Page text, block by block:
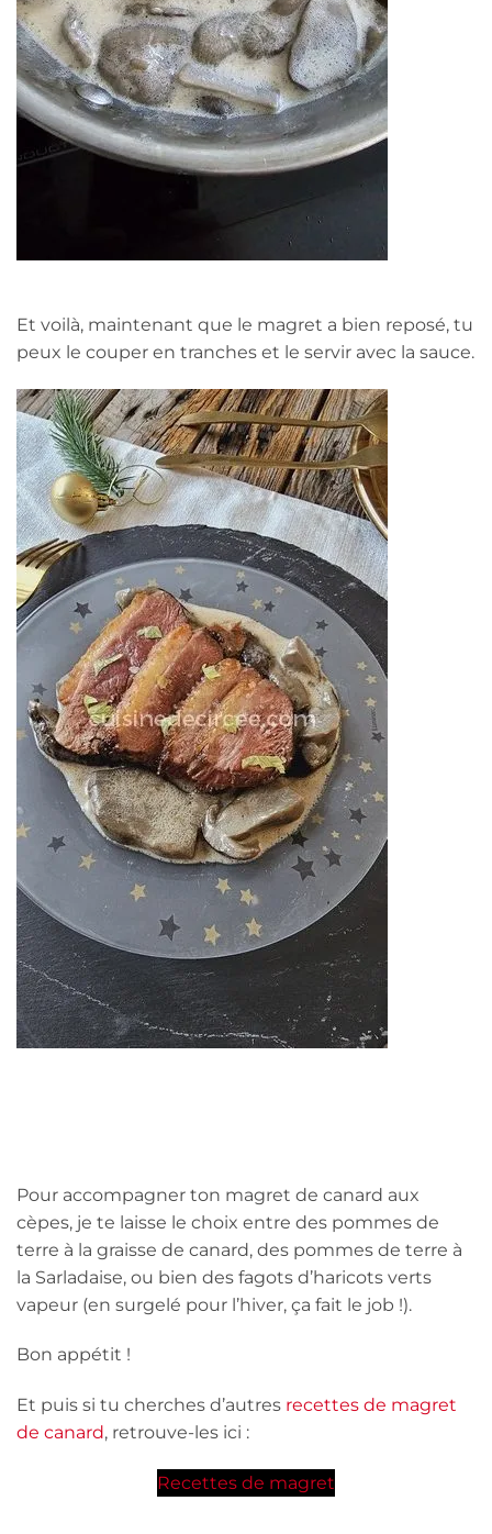
Et voilà, maintenant que le magret a bien reposé, tu
peux le couper en tranches et le servir avec la sauce.
Pour accompagner ton magret de canard aux
cèpes, je te laisse le choix entre des pommes de
terre à la graisse de canard, des pommes de terre à
la Sarladaise, ou bien des fagots d’haricots verts
vapeur (en surgelé pour l’hiver, ça fait le job !).
Bon appétit !
Et puis si tu cherches d’autres recettes de magret
de canard, retrouve-les ici :
Recettes de magret